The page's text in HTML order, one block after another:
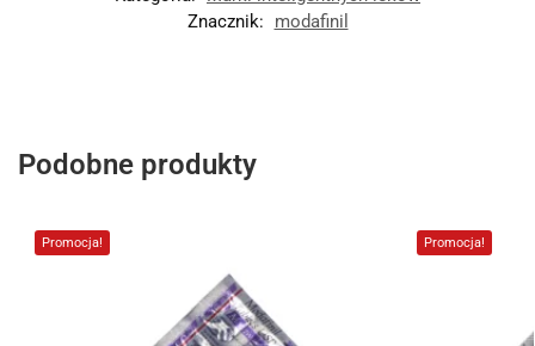
Znacznik:
modafinil
Podobne produkty
Promocja! Promocja!